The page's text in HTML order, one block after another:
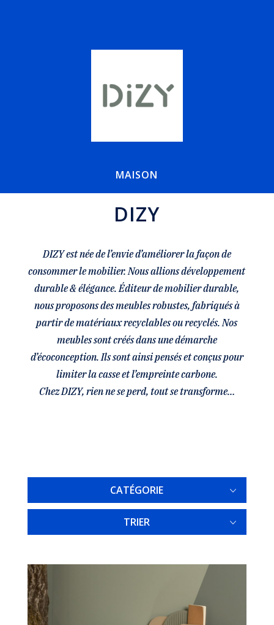
MAISON
DIZY
DIZY est née de l’envie d’améliorer la façon de
consommer le mobilier. Nous allions développement
durable & élégance. Éditeur de mobilier durable,
nous proposons des meubles robustes, fabriqués à
partir de matériaux recyclables ou recyclés. Nos
meubles sont créés dans une démarche
d’écoconception. Ils sont ainsi pensés et conçus pour
limiter la casse et l’empreinte carbone.
Chez DIZY, rien ne se perd, tout se transforme…
CATÉGORIE
TRIER